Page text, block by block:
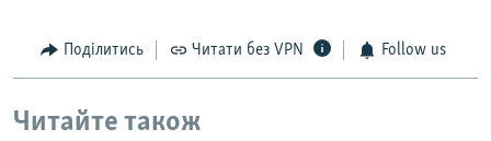
Поділитись Читати без VPN Follow us
Читайте також